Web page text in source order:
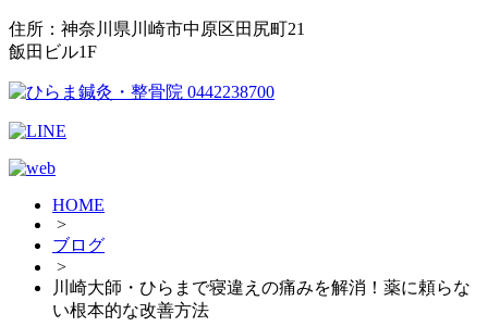
住所：神奈川県川崎市中原区田尻町21
飯田ビル1F
HOME
>
ブログ
>
川崎大師・ひらまで寝違えの痛みを解消！薬に頼らな
い根本的な改善方法